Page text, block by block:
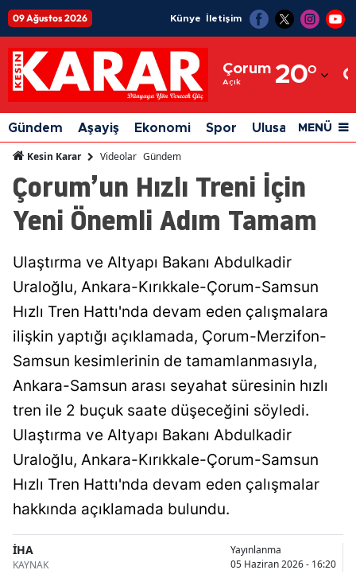
09 Ağustos 2026 Künye İletişim
Çorum
Açık 20°
Adıyaman
Afyonkarahisar
Ağrı
Amasya
Ankara
Aydın
Balıkesir
Bingöl
Bitlis
Bursa
Çanakkale
Gündem Aşayiş Ekonomi Spor Ulusal Siyaset
MENÜ
Kesin Karar Videolar Gündem
Çorum’un Hızlı Treni İçin
Yeni Önemli Adım Tamam
Ulaştırma ve Altyapı Bakanı Abdulkadir
Uraloğlu, Ankara-Kırıkkale-Çorum-Samsun
Hızlı Tren Hattı'nda devam eden çalışmalara
ilişkin yaptığı açıklamada, Çorum-Merzifon-
Samsun kesimlerinin de tamamlanmasıyla,
Ankara-Samsun arası seyahat süresinin hızlı
tren ile 2 buçuk saate düşeceğini söyledi.
Ulaştırma ve Altyapı Bakanı Abdulkadir
Uraloğlu, Ankara-Kırıkkale-Çorum-Samsun
Hızlı Tren Hattı'nda devam eden çalışmalar
hakkında açıklamada bulundu.
İHA
KAYNAK
Yayınlanma
05 Haziran 2026 - 16:20